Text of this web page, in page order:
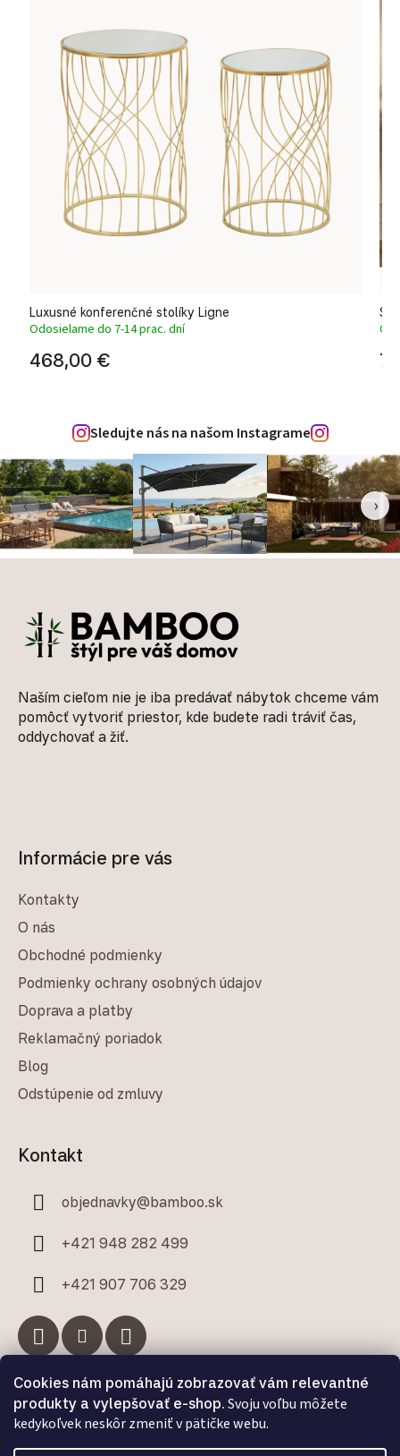
Cookies nám pomáhajú zobrazovať vám relevantné
produkty a vylepšovať e-shop. Svoju voľbu môžete
kedykoľvek neskôr zmeniť v pätičke webu.
Luxusné konferenčné stolíky Ligne
Odosielame do 7-14 prac. dní
468,00 €
Sledujte nás na našom Instagrame
‹ ›
Naším cieľom nie je iba predávať nábytok chceme vám
pomôcť vytvoriť priestor, kde budete radi tráviť čas,
oddychovať a žiť.
Informácie pre vás
Kontakty
O nás
Obchodné podmienky
Podmienky ochrany osobných údajov
Doprava a platby
Reklamačný poriadok
Blog
Odstúpenie od zmluvy
Kontakt
objednavky@bamboo.sk
+421 948 282 499
+421 907 706 329
Facebook